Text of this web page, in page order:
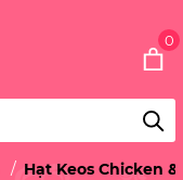
0
Hạt Keos Chicken